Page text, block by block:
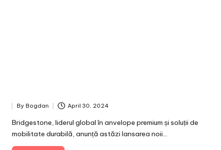
Posted
by
By Bogdan April 30, 2024
Bridgestone, liderul global în anvelope premium și soluții de
mobilitate durabilă, anunță astăzi lansarea noii…